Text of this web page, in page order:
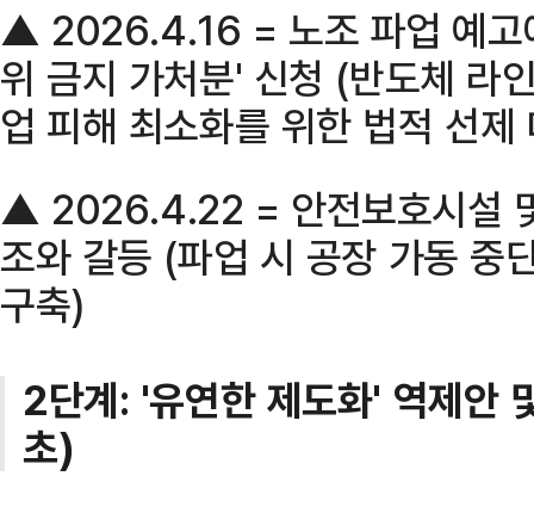
▲ 2026.4.16 = 노조 파업 예고
위 금지 가처분' 신청 (반도체 라
업 피해 최소화를 위한 법적 선제
▲ 2026.4.22 = 안전보호시설
조와 갈등 (파업 시 공장 가동 중
구축)
2단계: '유연한 제도화' 역제
초)